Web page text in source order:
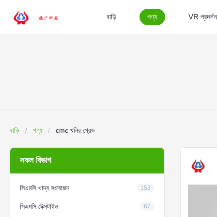
বাড়ি পণ্য VR প্রদর্শন
বাড়ি / পণ্য / cmc খনির গ্রেড
সকল বিভাগ
সিএমসি খাদ্য সংযোজন 153
সিএমসি টেক্সটাইল 67